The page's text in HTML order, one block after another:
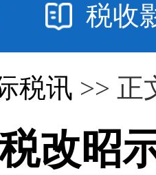
税收
税讯 >> 正
改昭